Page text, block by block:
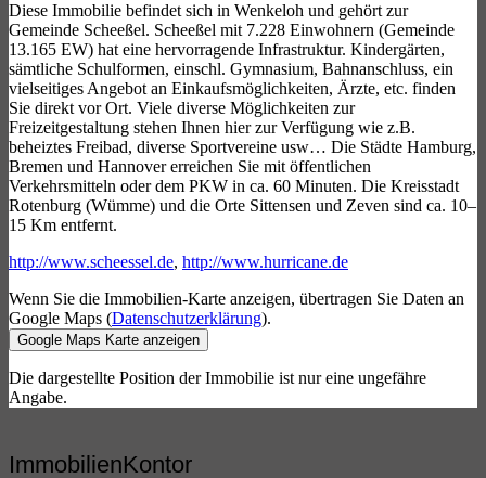
Diese Immobilie befindet sich in Wenkeloh und gehört zur
Gemeinde Scheeßel. Scheeßel mit 7.228 Einwohnern (Gemeinde
13.165 EW) hat eine hervorragende Infrastruktur. Kindergärten,
sämtliche Schulformen, einschl. Gymnasium, Bahnanschluss, ein
vielseitiges Angebot an Einkaufsmöglichkeiten, Ärzte, etc. finden
Sie direkt vor Ort. Viele diverse Möglichkeiten zur
Freizeitgestaltung stehen Ihnen hier zur Verfügung wie z.B.
beheiztes Freibad, diverse Sportvereine usw… Die Städte Hamburg,
Bremen und Hannover erreichen Sie mit öffentlichen
Verkehrsmitteln oder dem PKW in ca. 60 Minuten. Die Kreisstadt
Rotenburg (Wümme) und die Orte Sittensen und Zeven sind ca. 10–
15 Km entfernt.
http://www.scheessel.de, http://www.hurricane.de
Wenn Sie die Immobilien-Karte anzeigen, übertragen Sie Daten an
Google Maps (Datenschutzerklärung).
Google Maps Karte anzeigen
Die dargestellte Position der Immobilie ist nur eine ungefähre
Angabe.
ImmobilienKontor